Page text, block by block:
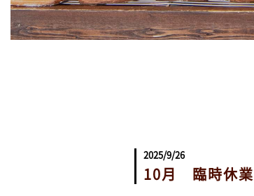
2025/9/26
10月 臨時休業